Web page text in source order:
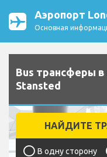
Аэропорт
Основная
Bus трансферы в
Stansted
НАЙДИТЕ
В одну сторону